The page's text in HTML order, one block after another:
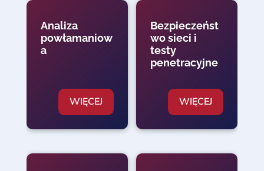
Analiza
powłamaniow
a
WIĘCEJ
Bezpieczeńst
wo sieci i
testy
penetracyjne
WIĘCEJ